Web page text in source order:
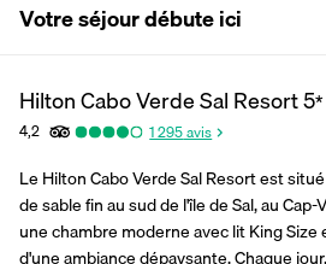
Votre séjour débute ici
Hilton Cabo Verde Sal Resort5*
4,2 1 295avis
Le Hilton Cabo Verde Sal Resort est
de sable fin au sud de l'île de Sal, au
une chambre moderne avec lit King
d'une ambiance dépaysante. Chaque